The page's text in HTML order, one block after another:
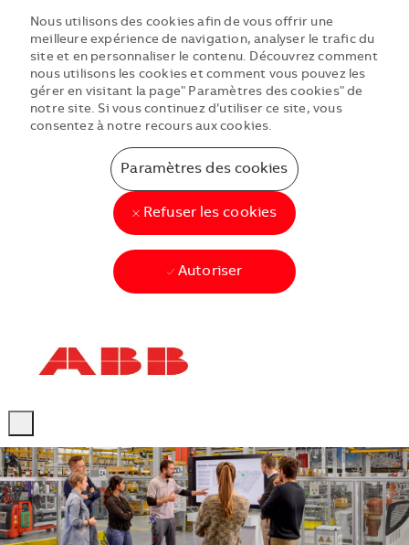
--
Nous utilisons des cookies afin de vous offrir une
meilleure expérience de navigation, analyser le trafic du
site et en personnaliser le contenu. Découvrez comment
nous utilisons les cookies et comment vous pouvez les
gérer en visitant la page" Paramètres des cookies" de
notre site. Si vous continuez d’utiliser ce site, vous
consentez à notre recours aux cookies.
Paramètres des cookies
Refuser les cookies
Autoriser